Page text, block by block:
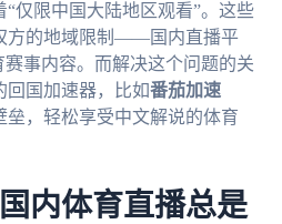
仅限中国大陆地区观看”。这些
方的地域限制——国内直播平
事内容。而解决这个问题的关
回国加速器，比如番茄加速
，轻松享受中文解说的体育
内体育直播总是